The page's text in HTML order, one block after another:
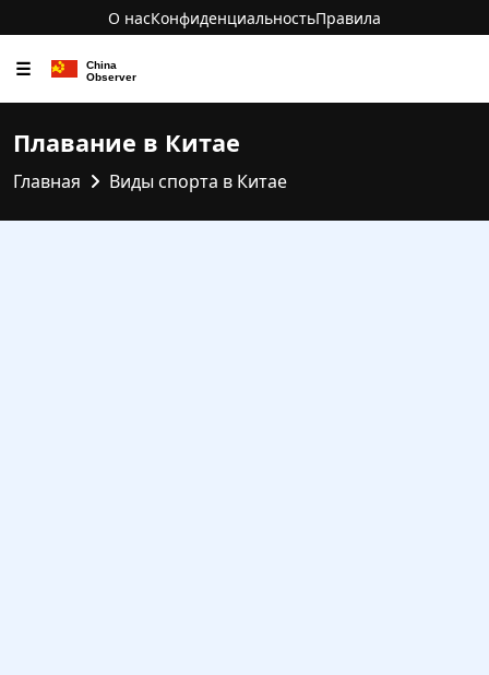
О насКонфиденциальностьПравила
☰
Плавание в Китае
Главная Виды спорта в Китае